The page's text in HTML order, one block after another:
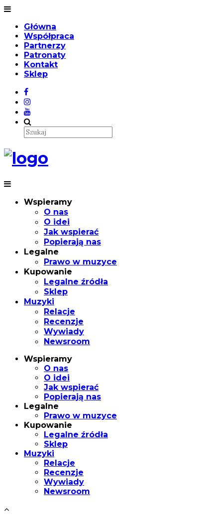
Główna
Współpraca
Partnerzy
Patronaty
Kontakt
Sklep
Wspieramy
O nas
O idei
Jak wspierać
Popierają nas
Legalne
Prawo w muzyce
Kupowanie
Legalne źródła
Sklep
Muzyki
Relacje
Recenzje
Wywiady
Newsroom
Wspieramy
O nas
O idei
Jak wspierać
Popierają nas
Legalne
Prawo w muzyce
Kupowanie
Legalne źródła
Sklep
Muzyki
Relacje
Recenzje
Wywiady
Newsroom